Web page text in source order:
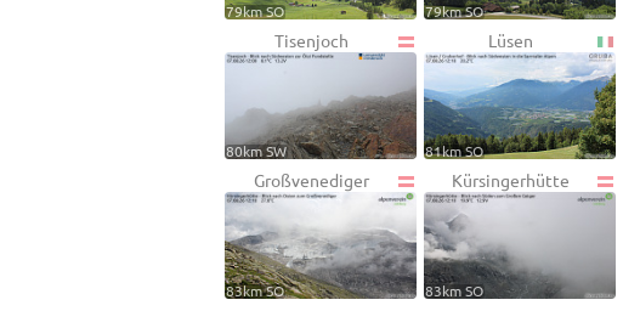
79km SO 79km SO
Tisenjoch
80km SW
Lüsen
81km SO
Großvenediger
83km SO
Kürsingerhütte
83km SO